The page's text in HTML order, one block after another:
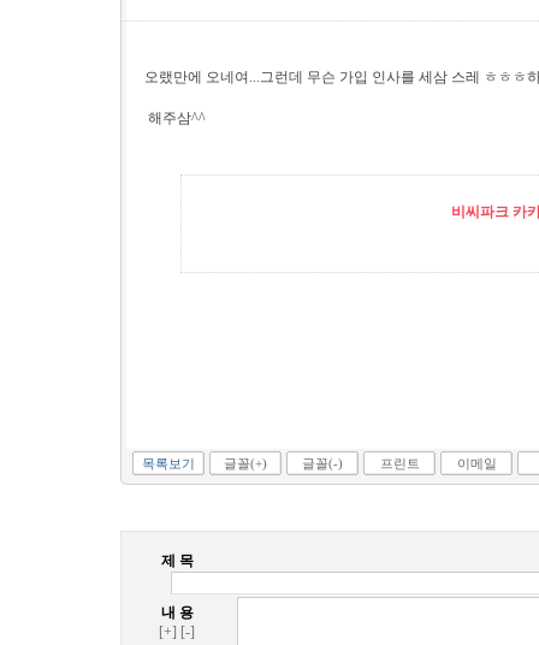
오랬만에 오네여...그런데 무슨 가입 인사를 세삼 스레 ㅎㅎㅎ
해주삼^^
비씨파크 카
목록보기 글꼴(+) 글꼴(-) 프린트 이메일
제 목
내 용
[+] [-]